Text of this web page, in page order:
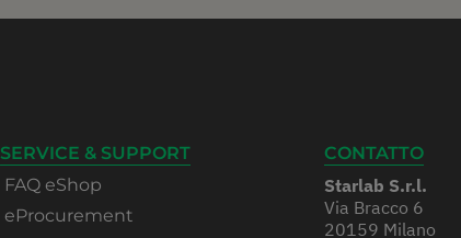
SERVICE & SUPPORT
FAQ eShop
eProcurement
CONTATTO
Starlab S.r.l.
Via Bracco 6
20159 Milano